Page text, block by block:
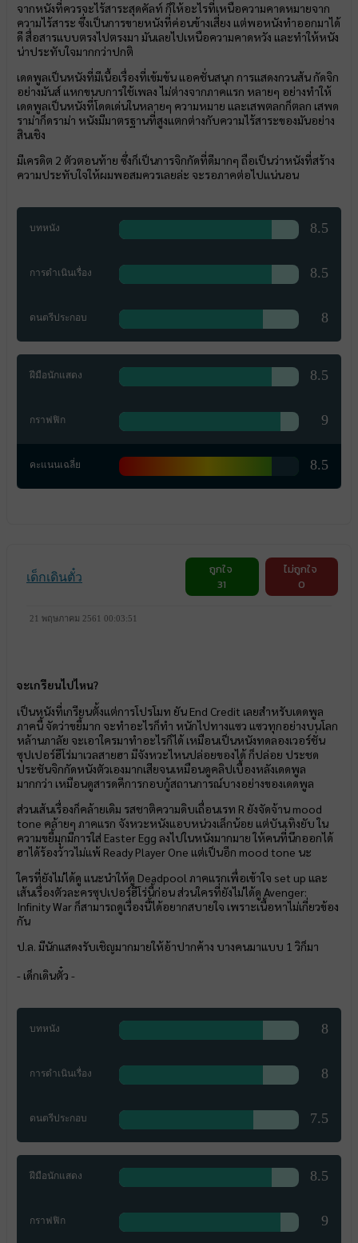
จากหนังที่ควรจะไร้สาระสุดคัลท์ ก็ให้อะไรที่เหนือความคาดหมายจาก
ความไร้สาระ ซึ่งเป็นการขายหนังที่ค่อนข้างเสี่ยง แต่พอหนังทำออกมาได้
ดี สื่อสารแบบตรงไปตรงมา มันเลยไปเหนือความคาดหวัง และทำให้หนัง
น่าประทับใจมากกว่าปกติ
เดดพูลเป็นหนังที่มีเนื้อเรื่องที่เข้มข้น แอคชั่นสนุก การแสดงกวนส้น กัดจิก
อย่างมันส์ แหกขนบการใช้เพลง ไม่ต่างจากภาคแรก หลายๆ อย่างทำให้
เดดพูลเป็นหนังที่โดดเด่นในหลายๆ ความหมาย และเสพตลกก็ตลก เสพด
ราม่าก็ดราม่า หนังมีมาตรฐานที่สูงแตกต่างกับความไร้สาระของมันอย่าง
สินเชิง
มีเครดิต 2 ตัวตอนท้าย ซึ่งก็เป็นการจิกกัดที่ดีมากๆ ถือเป็นว่าหนังที่สร้าง
ความประทับใจให้ผมพอสมควรเลยล่ะ จะรอภาคต่อไปแน่นอน
บทหนัง 8.5
การดำเนินเรื่อง 8.5
ดนตรีประกอบ 8
ฝีมือนักแสดง 8.5
กราฟฟิก 9
คะแนนเฉลี่ย 8.5
เด็กเดินตั๋ว
ถูกใจ
31
ไม่ถูกใจ
0
21 พฤษภาคม 2561 00:03:51
จะเกรียนไปไหน?
เป็นหนังที่เกรียนตั้งแต่การโปรโมท ยัน End Credit เลยสำหรับเดดพูล
ภาคนี้ จัดว่าขยี้มาก จะทำอะไรก็ทำ หนักไปทางแซว แซวทุกอย่างบนโลก
หล้านภาลัย จะเอาใครมาทำอะไรก็ได้ เหมือนเป็นหนังทดลองเวอร์ชั่น
ซุปเปอร์ฮีโร่มาเวลสายฮา มีจังหวะไหนปล่อยของได้ ก็ปล่อย ประชด
ประชันจิกกัดหนังตัวเองมากเสียจนเหมือนดูคลิปเบื้องหลังเดดพูล
มากกว่า เหมือนดูสารดคีการกอบกู้สถานการณ์บางอย่างของเดดพูล
ส่วนเส้นเรื่องก็คล้ายเดิม รสชาติความดิบเถื่อนเรท R ยังจัดจ้าน mood
tone คล้ายๆ ภาคแรก จังหวะหนังแอบหน่วงเล็กน้อย แต่บันเทิงยับ ใน
ความขยี้มุกมีการใส่ Easter Egg ลงไปในหนังมากมาย ให้คนที่นึกออกได้
ฮาได้ร้องว้าวไม่แพ้ Ready Player One แต่เป็นอีก mood tone นะ
ใครที่ยังไม่ได้ดู แนะนำให้ดู Deadpool ภาคแรกเพื่อเข้าใจ set up และ
เส้นเรื่องตัวละครซุปเปอร์ฮีโร่นี้ก่อน ส่วนใครที่ยังไม่ได้ดู Avenger:
Infinity War ก็สามารถดูเรื่องนี้ได้อยากสบายใจ เพราะเนื้อหาไม่เกี่ยวข้อง
กัน
ป.ล. มีนักแสดงรับเชิญมากมายให้อ้าปากค้าง บางคนมาแบบ 1 วิก็มา
- เด็กเดินตั๋ว -
บทหนัง 8
การดำเนินเรื่อง 8
ดนตรีประกอบ 7.5
ฝีมือนักแสดง 8.5
กราฟฟิก 9